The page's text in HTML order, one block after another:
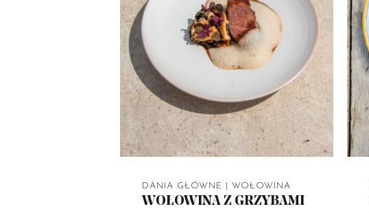
DANIA GŁÓWNE |WOŁOWINA
WOŁOWINA Z GRZYBAMI